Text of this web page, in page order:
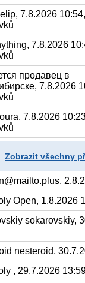
7.8.2026
7.8.2026
продавец в
7.8.2026
7.8.2026
Zobrazit všechny
Open, 1.8.2026
sokarovskiy,
nesteroid,
, 29.7.2026